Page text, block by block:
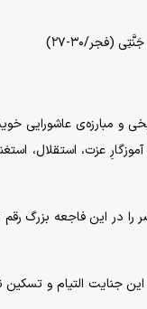
(فجر/۳۰-۲۷)
که در تداوم مصاف تاریخی و
عزت، استقلال،
در این فاجعه بزرگ رقم
این جنایت التیام و